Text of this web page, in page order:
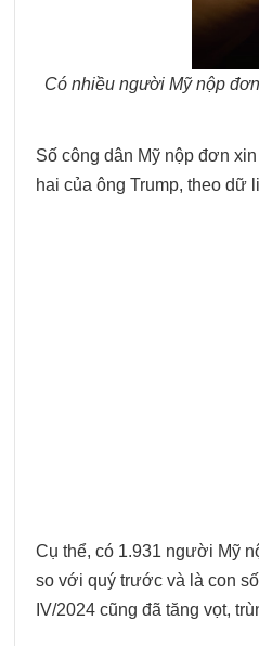
Có nhiều người Mỹ nộp
Số công dân Mỹ nộp đơn
hai của ông Trump, theo dữ
Cụ thể, có 1.931 người Mỹ
so với quý trước và là con
IV/2024 cũng đã tăng vọt,